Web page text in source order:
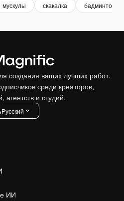
мускулы скакалка бадминтон
создания ваших лучших работ.
среди креаторов,
агентств и студий.
Pусский
ИИ